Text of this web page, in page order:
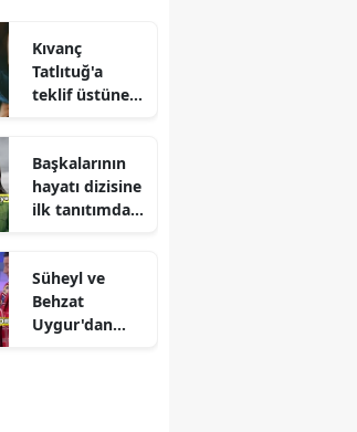
Kıvanç
Tatlıtuğ'a
teklif üstüne
Başkalarının
hayatı dizisine
ilk tanıtımdan
Süheyl ve
Behzat
Uygur'dan